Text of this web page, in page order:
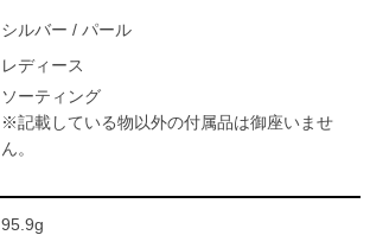
シルバー / パール
レディース
ソーティング
※記載している物以外の付属品は御座いませ
ん。
95.9g